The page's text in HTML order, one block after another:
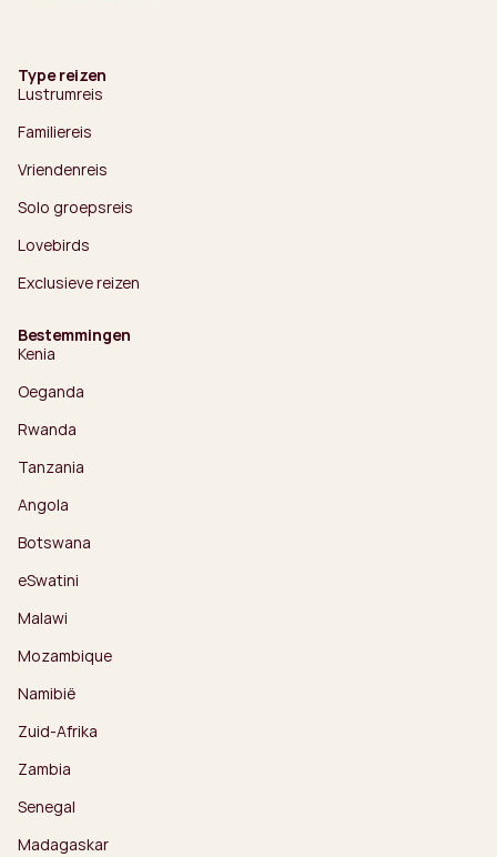
Type reizen
Lustrumreis
Familiereis
Vriendenreis
Solo groepsreis
Lovebirds
Exclusieve reizen
Bestemmingen
Kenia
Oeganda
Rwanda
Tanzania
Angola
Botswana
eSwatini
Malawi
Mozambique
Namibië
Zuid-Afrika
Zambia
Senegal
Madagaskar